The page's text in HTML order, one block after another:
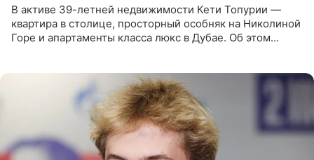
В активе 39-летней недвижимости Кети Топурии —
квартира в столице, просторный особняк на Николиной
Горе и апартаменты класса люкс в Дубае. Об этом